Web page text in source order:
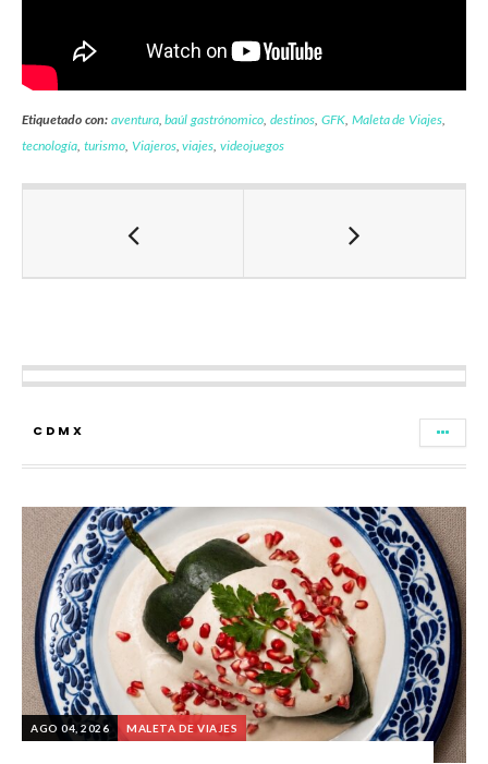
Etiquetado con: aventura,baúl gastrónomico ,destinos GFK, Maleta de Viajes
tecnología turismo, Viajeros,viajes ,videojuegos
CDMX
AGO 04, 2026 MALETA DE VIAJES